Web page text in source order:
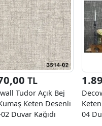
TL
Tudor Açık Bej
Keten Desenli
Duvar Kağıdı
04